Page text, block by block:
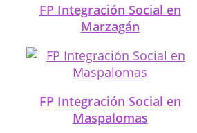
FP Integración Social en
Marzagán
FP Integración Social en
Maspalomas